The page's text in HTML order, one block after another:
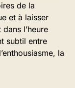
de la
et à laisser
dans l’heure
subtil entre
la